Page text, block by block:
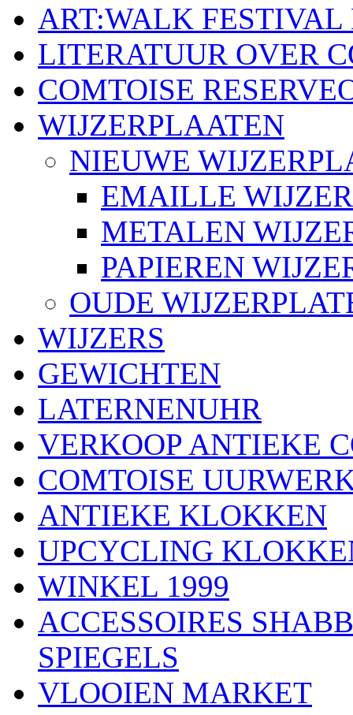
ART:WALK FESTIVAL
LITERATUUR OVER
COMTOISE
WIJZERPLAATEN
NIEUWE
EMAILLE
METALEN
PAPIEREN
OUDE
WIJZERS
GEWICHTEN
LATERNENUHR
VERKOOP ANTIEKE
COMTOISE
ANTIEKE KLOKKEN
UPCYCLING
WINKEL 1999
ACCESSOIRES
SPIEGELS
VLOOIEN MARKET